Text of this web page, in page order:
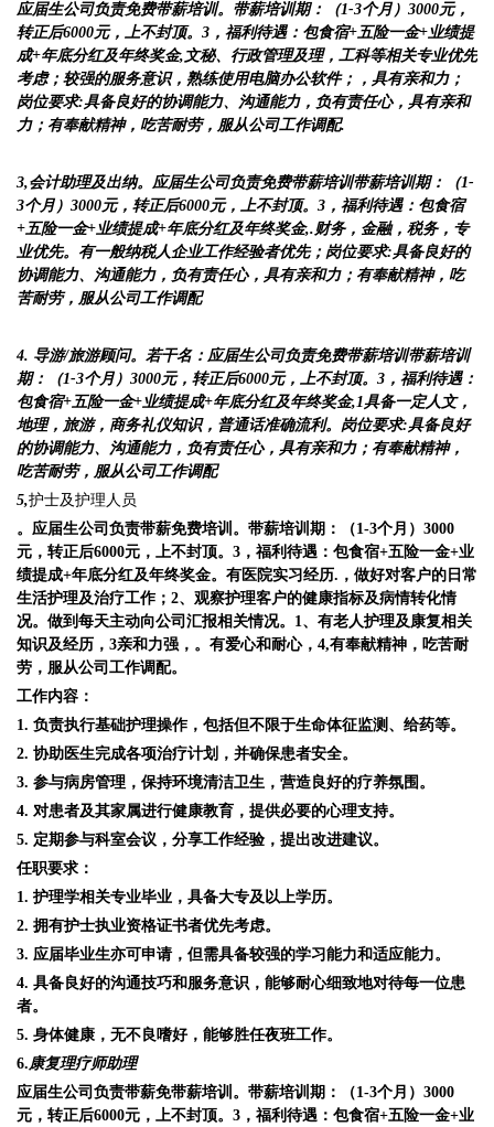
应届生公司负责免费带薪培训。 带薪培训期：（1-3个月）3000元，
转正后6000元，上不封顶。3，福利待遇： 包食宿+五险一金+业绩提
成+年底分红及年终奖金,文秘、行政管理及理，工科等相关专业优先
考虑；较强的服务意识，熟练使用电脑办公软件；，具有亲和力；
岗位要求:具备良好的协调能力、沟通能力，负有责任心，具有亲和
力；有奉献精神，吃苦耐劳，服从公司工作调配.
3,会计助理及出纳。 应届生公司负责免费带薪培训带薪培训期：（1-
3个月）3000元，转正后6000元，上不封顶。3，福利待遇： 包食宿
+五险一金+业绩提成+年底分红及年终奖金,.财务，金融，税务，专
业优先。 有一般纳税人企业工作经验者优先； 岗位要求:具备良好的
协调能力、沟通能力，负有责任心，具有亲和力；有奉献精神，吃
苦耐劳，服从公司工作调配
4. 导游/旅游顾问。 若干名： 应届生公司负责免费带薪培训带薪培训
期：（1-3个月）3000元，转正后6000元，上不封顶。3，福利待遇：
包食宿+五险一金+业绩提成+年底分红及年终奖金,1具备一定人文，
地理，旅游， 商务礼仪知识，普通话准确流利。岗位要求:具备良好
的协调能力、沟通能力，负有责任心，具有亲和力；有奉献精神，
吃苦耐劳，服从公司工作调配
5,护士及护理人员
。 应届生公司负责带薪免费培训。带薪培训期：（1-3个月）3000
元，转正后6000元，上不封顶。3，福利待遇：包食宿+五险一金+业
绩提成+年底分红及年终奖金。有医院实习经历.，做好对客户的日常
生活护理及治疗工作；2、观察护理客户的健康指标及病情转化情
况。做到每天主动向公司汇报相关情况。1、有老人护理及康复相关
知识及经历，3亲和力强，。有爱心和耐心，4,有奉献精神，吃苦耐
劳，服从公司工作调配。
工作内容：
1. 负责执行基础护理操作，包括但不限于生命体征监测、给药等。
2. 协助医生完成各项治疗计划，并确保患者安全。
3. 参与病房管理，保持环境清洁卫生，营造良好的疗养氛围。
4. 对患者及其家属进行健康教育，提供必要的心理支持。
5. 定期参与科室会议，分享工作经验，提出改进建议。
任职要求：
1. 护理学相关专业毕业，具备大专及以上学历。
2. 拥有护士执业资格证书者优先考虑。
3. 应届毕业生亦可申请，但需具备较强的学习能力和适应能力。
4. 具备良好的沟通技巧和服务意识，能够耐心细致地对待每一位患
者。
5. 身体健康，无不良嗜好，能够胜任夜班工作。
6.康复理疗师助理
应届生公司负责带薪免带薪培训。带薪培训期：（1-3个月）3000
元，转正后6000元，上不封顶。3，福利待遇：包食宿+五险一金+业